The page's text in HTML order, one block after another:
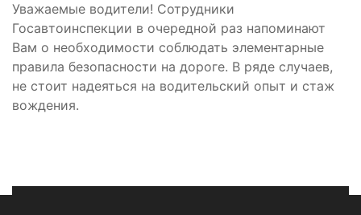
Уважаемые водители! Сотрудники
Госавтоинспекции в очередной раз напоминают
Вам о необходимости соблюдать элементарные
правила безопасности на дороге. В ряде случаев,
не стоит надеяться на водительский опыт и стаж
вождения.